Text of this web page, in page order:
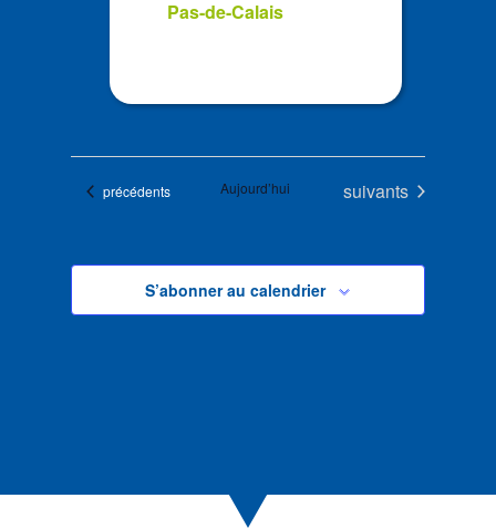
Pas-de-Calais
Évènements
précédents Aujourd’hui Évènements
suivants
S’abonner au calendrier